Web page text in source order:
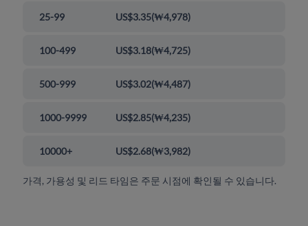
25-99 US$3.35(₩4,978)
100-499 US$3.18(₩4,725)
500-999 US$3.02(₩4,487)
1000-9999 US$2.85(₩4,235)
10000+ US$2.68(₩3,982)
가격, 가용성 및 리드 타임은 주문 시점에 확인될 수 있습니다.